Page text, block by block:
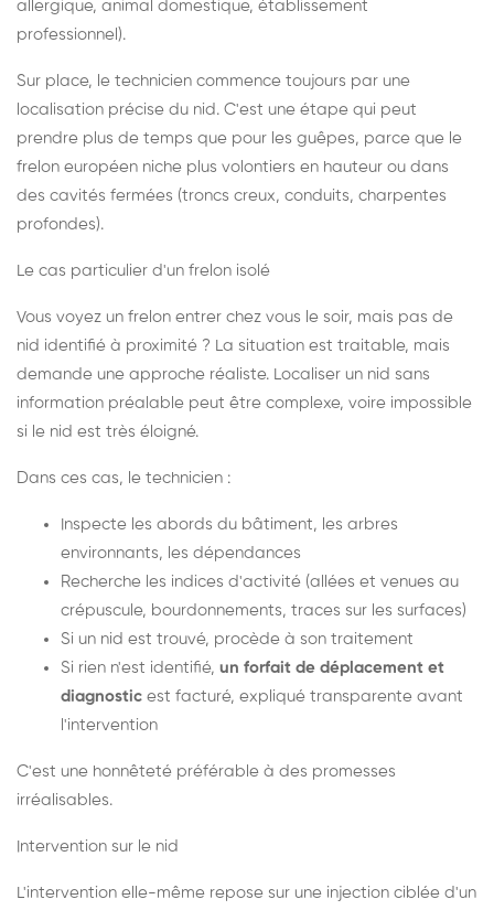
allergique, animal domestique, établissement
professionnel).
Sur place, le technicien commence toujours par une
localisation précise du nid. C'est une étape qui peut
prendre plus de temps que pour les guêpes, parce que le
frelon européen niche plus volontiers en hauteur ou dans
des cavités fermées (troncs creux, conduits, charpentes
profondes).
Le cas particulier d'un frelon isolé
Vous voyez un frelon entrer chez vous le soir, mais pas de
nid identifié à proximité ? La situation est traitable, mais
demande une approche réaliste. Localiser un nid sans
information préalable peut être complexe, voire impossible
si le nid est très éloigné.
Dans ces cas, le technicien :
Inspecte les abords du bâtiment, les arbres
environnants, les dépendances
Recherche les indices d'activité (allées et venues au
crépuscule, bourdonnements, traces sur les surfaces)
Si un nid est trouvé, procède à son traitement
Si rien n'est identifié, un forfait de déplacement et
diagnostic est facturé, expliqué transparente avant
l'intervention
C'est une honnêteté préférable à des promesses
irréalisables.
Intervention sur le nid
L'intervention elle-même repose sur une injection ciblée d'un